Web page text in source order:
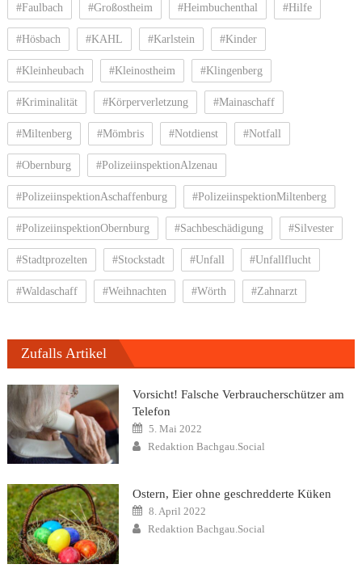
#Faulbach #Großostheim #Heimbuchenthal #Hilfe
#Hösbach #KAHL #Karlstein #Kinder
#Kleinheubach #Kleinostheim #Klingenberg
#Kriminalität #Körperverletzung #Mainaschaff
#Miltenberg #Mömbris #Notdienst #Notfall
#Obernburg #PolizeiinspektionAlzenau
#PolizeiinspektionAschaffenburg #PolizeiinspektionMiltenberg
#PolizeiinspektionObernburg #Sachbeschädigung #Silvester
#Stadtprozelten #Stockstadt #Unfall #Unfallflucht
#Waldaschaff #Weihnachten #Wörth #Zahnarzt
Zufalls Artikel
Vorsicht! Falsche Verbraucherschützer am
Telefon
Posted
on
5. Mai 2022
Author
Redaktion Bachgau.Social
Ostern, Eier ohne geschredderte Küken
Posted
on
8. April 2022
Author
Redaktion Bachgau.Social